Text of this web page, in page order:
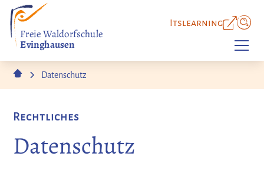
Freie Waldorfschule
Evinghausen
Itslearning
Datenschutz
Rechtliches
Datenschutz